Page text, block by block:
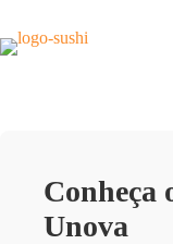
para
o
Conheça
Unova